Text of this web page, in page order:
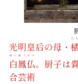
光明皇后の母・
た
白鳳仏
はくほうぶつ
。厨子は
合芸術